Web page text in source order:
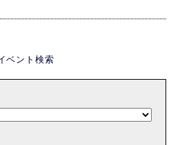
ベント検索